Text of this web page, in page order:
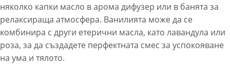
няколко капки масло в арома дифузер или в банята за
релаксираща атмосфера. Ванилията може да се
комбинира с други етерични масла, като лавандула или
роза, за да създадете перфектната смес за успокояване
на ума и тялото.